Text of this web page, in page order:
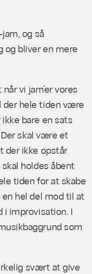
og så
og bliver en mere
vi jam’er vores
der hele tiden være
bare en sats
Der skal være et
der ikke opstår
holdes åbent
tiden for at skabe
hel del mod til at
i improvisation. I
som
svært at give